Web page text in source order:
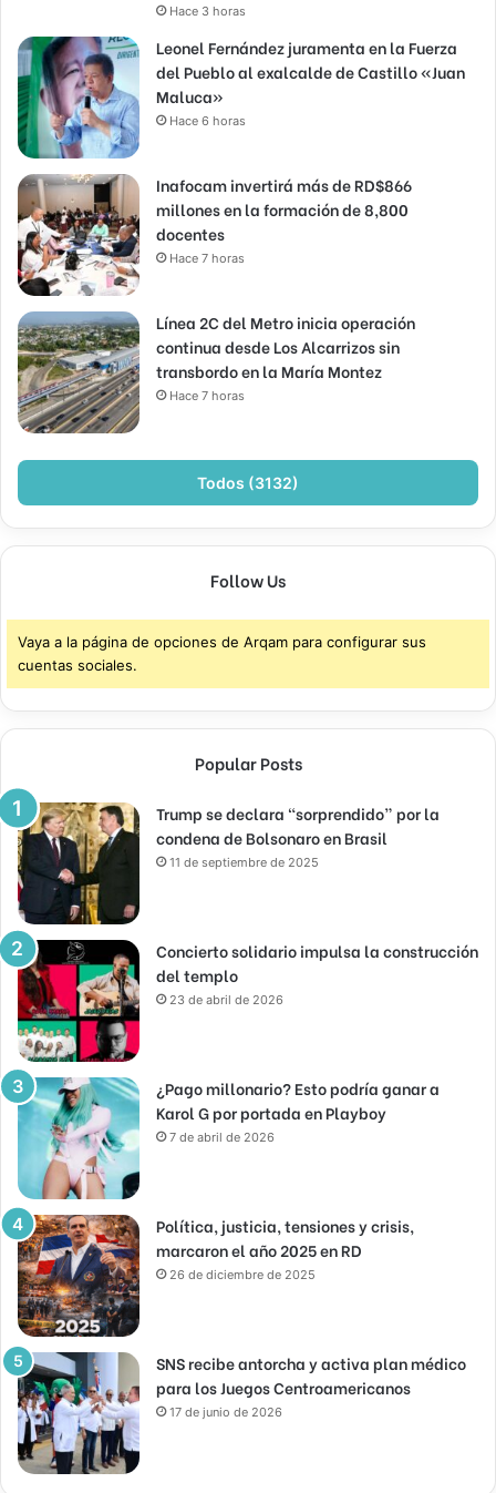
Hace 3 horas
Leonel Fernández juramenta en la Fuerza
del Pueblo al exalcalde de Castillo «Juan
Maluca»
Hace 6 horas
Inafocam invertirá más de RD$866
millones en la formación de 8,800
docentes
Hace 7 horas
Línea 2C del Metro inicia operación
continua desde Los Alcarrizos sin
transbordo en la María Montez
Hace 7 horas
Todos (3132)
Follow Us
Vaya a la página de opciones de Arqam para configurar sus
cuentas sociales.
Popular Posts
Trump se declara “sorprendido” por la
condena de Bolsonaro en Brasil
11 de septiembre de 2025
Concierto solidario impulsa la construcción
del templo
23 de abril de 2026
¿Pago millonario? Esto podría ganar a
Karol G por portada en Playboy
7 de abril de 2026
Política, justicia, tensiones y crisis,
marcaron el año 2025 en RD
26 de diciembre de 2025
SNS recibe antorcha y activa plan médico
para los Juegos Centroamericanos
17 de junio de 2026